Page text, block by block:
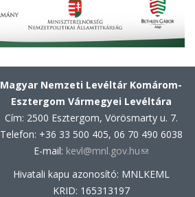
Magyar Nemzeti Levéltár Komárom-
Esztergom Vármegyei Levéltára
Cím: 2500 Esztergom, Vörösmarty u. 7.
Telefon: +36 33 500 405, 06 70 490 6038
E-mail: kevl@mnl.gov.hu(link
Hivatali kapu azonosító: MNLKEML
KRID: 165313197